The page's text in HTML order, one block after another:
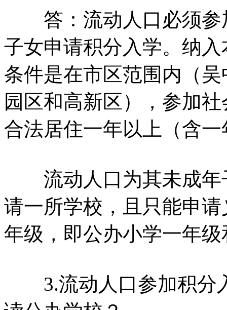
答：流动人口必须参
子女申请积分入学。纳
条件是在市区范围内（
园区和高新区），参加
合法居住一年以上（含一
流动人口为其未成年
请一所学校，且只能申
年级，即公办小学一年
3.流动人口参加积分